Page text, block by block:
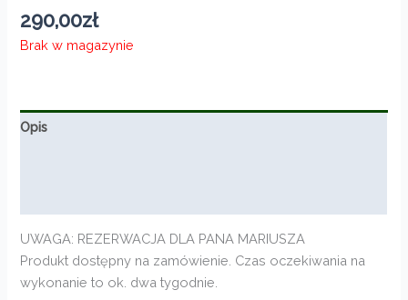
290,00zł
Brak w magazynie
Opis
UWAGA: REZERWACJA DLA PANA MARIUSZA
Produkt dostępny na zamówienie. Czas oczekiwania na
wykonanie to ok. dwa tygodnie.